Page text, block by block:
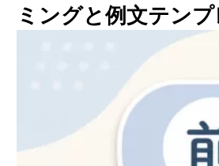
ミングと例文テンプ